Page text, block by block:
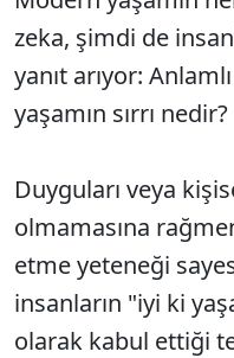
zeka, şimdi de
yanıt arıyor:
yaşamın sırrı nedir?
Duyguları veya
olmamasına
etme yeteneği
insanların "iyi ki
olarak kabul ettiği